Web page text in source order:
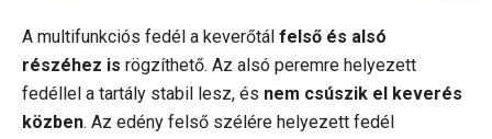
A multifunkciós fedél a keverőtál felső és alsó
részéhez is rögzíthető. Az alsó peremre helyezett
fedéllel a tartály stabil lesz, és nem csúszik el keverés
közben. Az edény felső szélére helyezett fedél